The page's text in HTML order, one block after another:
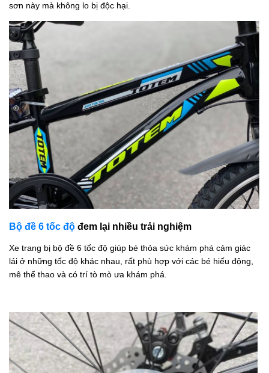
sơn này mà không lo bị độc hại.
Bộ đề 6 tốc độ đem lại nhiều trải nghiệm
Xe trang bị bộ đề 6 tốc độ giúp bé thỏa sức khám phá cảm giác
lái ở những tốc độ khác nhau, rất phù hợp với các bé hiếu động,
mê thể thao và có trí tò mò ưa khám phá.